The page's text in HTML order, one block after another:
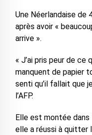
Une Néerlandaise de
après avoir «
arrive ».
« J’ai pris peur de ce
manquent de papier
senti qu’il fallait que
l’AFP.
Elle est montée dans
elle a réussi à quitter